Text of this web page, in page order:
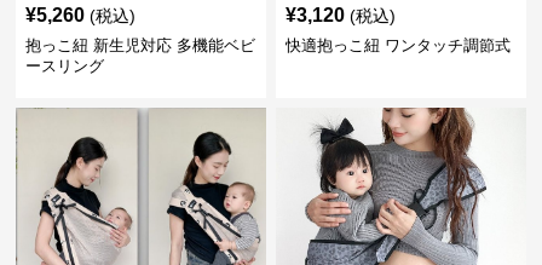
¥5,260 (税込)
抱っこ紐 新生児対応 多機能ベビ
ースリング
¥3,120 (税込)
快適抱っこ紐 ワンタッチ調節式